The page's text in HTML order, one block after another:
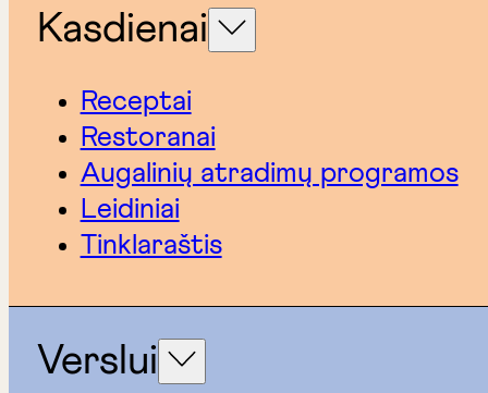
Kasdienai
Receptai
Restoranai
Augalinių atradimų programos
Leidiniai
Tinklaraštis
Verslui